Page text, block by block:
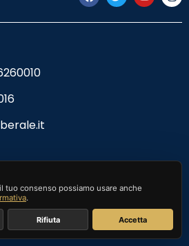
Privacy Policy
tuo consenso possiamo usare anche
.
Rifiuta Accetta